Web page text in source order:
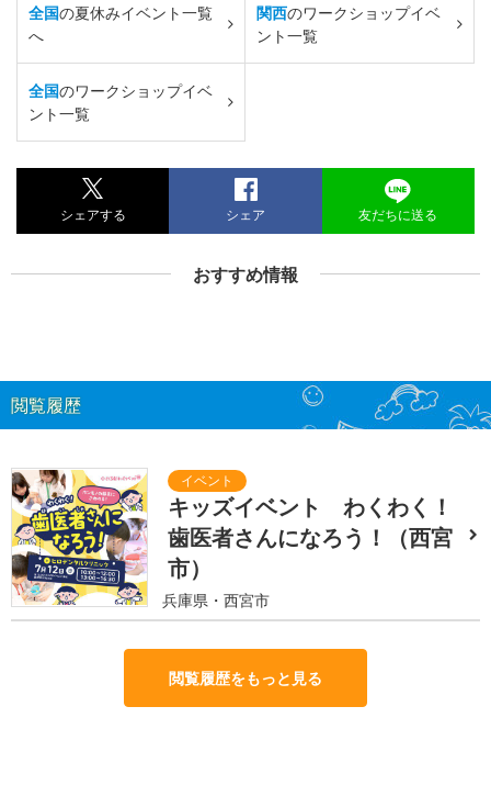
全国の夏休みイベント一覧
へ
関西のワークショップイベ
ント一覧
全国のワークショップイベ
ント一覧
シェアする シェア 友だちに送る
おすすめ情報
閲覧履歴
キッズイベント わくわく！
歯医者さんになろう！（西宮
市）
兵庫県・西宮市
閲覧履歴をもっと見る